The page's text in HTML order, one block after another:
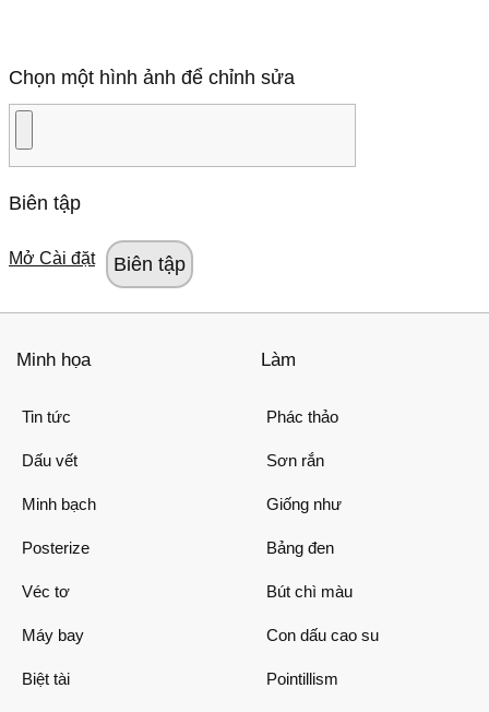
Chọn một hình ảnh để chỉnh sửa
Biên tập
Mở Cài đặt
Minh họa
Tin tức
Dấu vết
Minh bạch
Posterize
Véc tơ
Máy bay
Biệt tài
Làm
Phác thảo
Sơn rắn
Giống như
Bảng đen
Bút chì màu
Con dấu cao su
Pointillism